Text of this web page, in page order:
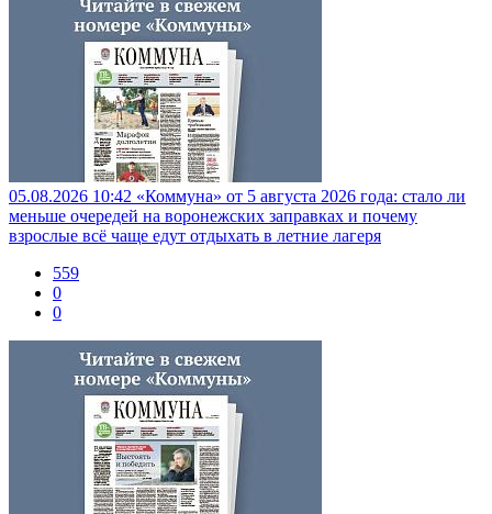
05.08.2026 10:42 «Коммуна» от 5 августа 2026 года: стало ли
меньше очередей на воронежских заправках и почему
взрослые всё чаще едут отдыхать в летние лагеря
559
0
0